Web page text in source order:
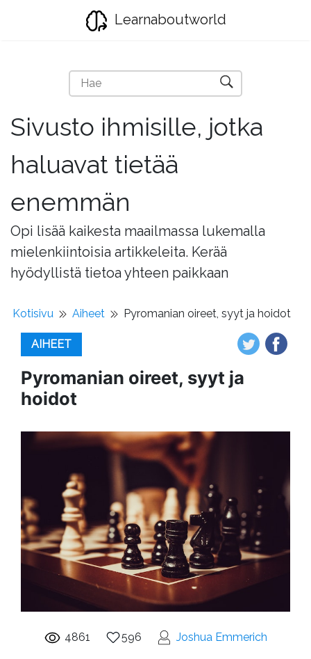
Learnaboutworld
Sivusto ihmisille, jotka
haluavat tietää
enemmän
Opi lisää kaikesta maailmassa lukemalla
mielenkiintoisia artikkeleita. Kerää
hyödyllistä tietoa yhteen paikkaan
Kotisivu Aiheet Pyromanian oireet, syyt ja hoidot
AIHEET
Pyromanian oireet, syyt ja
hoidot
4861 596 Joshua Emmerich